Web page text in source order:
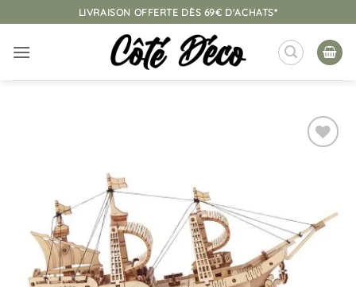
au
contenu
LIVRAISON OFFERTE DÈS 69€ D'ACHATS*